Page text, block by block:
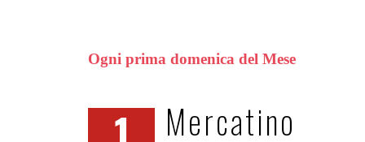
Ogni prima domenica del Mese
Mercatino